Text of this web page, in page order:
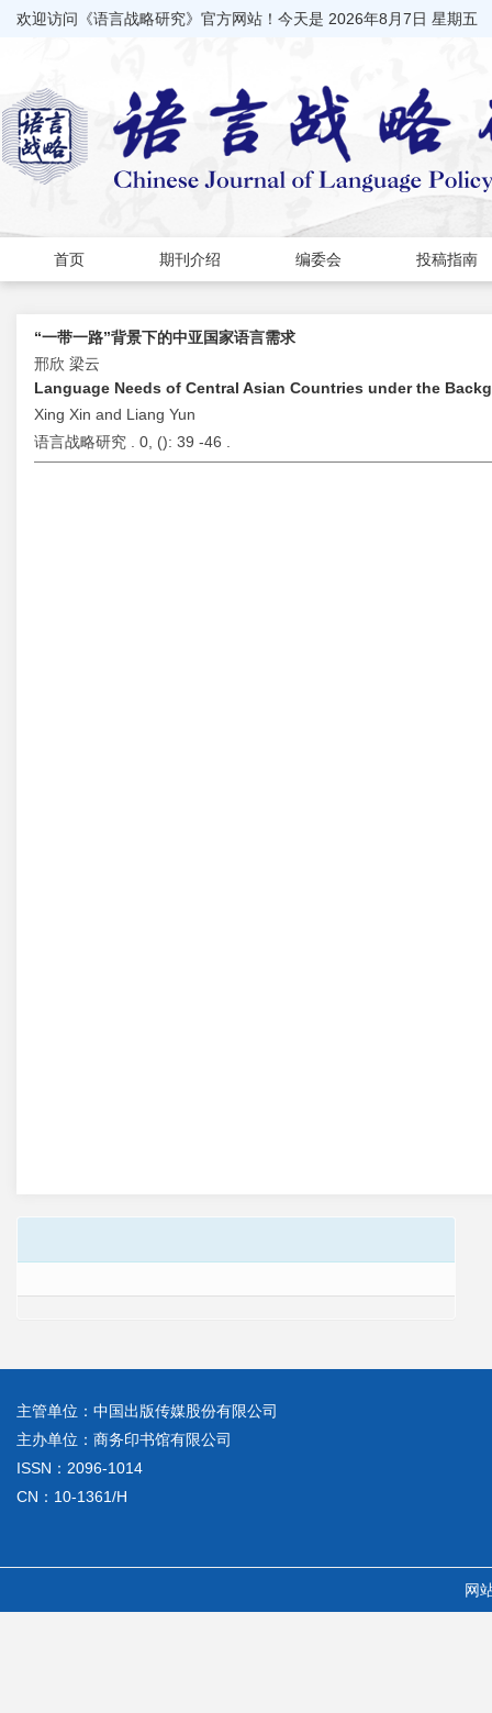
欢迎访问《语言战略研究》官方网站！今天是 2026年8月7日 星期五
首页 期刊介绍 编委会 投稿指南
“一带一路”背景下的中亚国家语言需求
邢欣 梁云
Language Needs of Central Asian Countries under the
Xing Xin and Liang Yun
语言战略研究 . 0, (): 39 -46 .
主管单位：中国出版传媒股份有限公司
主办单位：商务印书馆有限公司
ISSN：2096-1014
CN：10-1361/H
网